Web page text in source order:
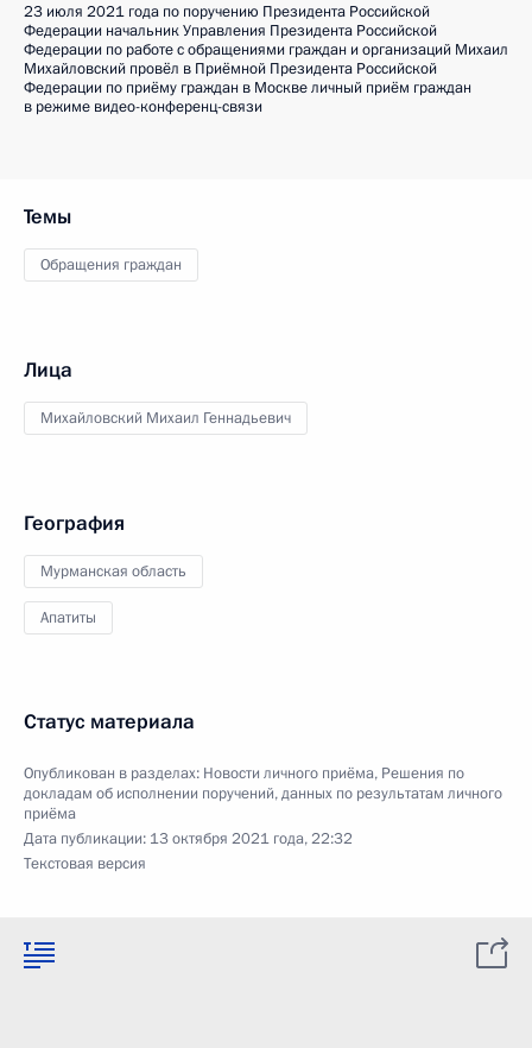
23 июля 2021 года по поручению Президента Российской
Федерации начальник Управления Президента Российской
Федерации по работе с обращениями граждан и организаций Михаил
Михайловский провёл в Приёмной Президента Российской
Федерации по приёму граждан в Москве личный приём граждан
в режиме видео-конференц-связи
Темы
Обращения граждан
Лица
Михайловский Михаил Геннадьевич
География
Мурманская область
Апатиты
Статус материала
Опубликован в разделах: Новости личного приёма, Решения по
докладам об исполнении поручений, данных по результатам личного
приёма
Дата публикации: 13 октября 2021 года, 22:32
Текстовая версия